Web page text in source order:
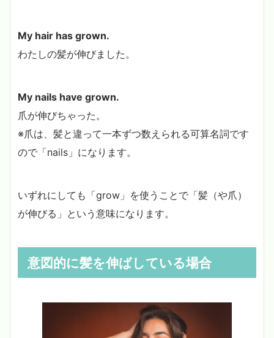
My hair has grown.
わたしの髪が伸びました。
My nails have grown.
爪が伸びちゃった。
※爪は、髪と違って一本ずつ数えられる可算名詞です
ので「nails」になります。
いずれにしても「grow」を使うことで「髪（や爪）
が伸びる」という意味になります。
意図的に髪を伸ばしている場合